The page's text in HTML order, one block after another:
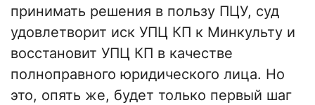
принимать решения в пользу ПЦУ, суд
удовлетворит иск УПЦ КП к Минкульту и
восстановит УПЦ КП в качестве
полноправного юридического лица. Но
это, опять же, будет только первый шаг